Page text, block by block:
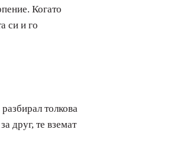
Когато
си и го
толкова
друг, те вземат